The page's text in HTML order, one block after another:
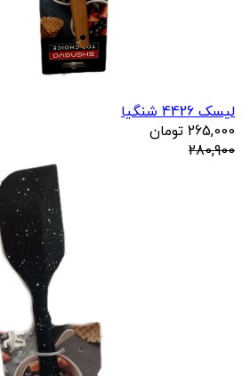
لیسک 4426 شنگیا
265,000 تومان
280,900